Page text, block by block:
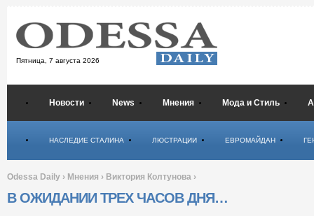
Пятница, 7 августа 2026
Новости News Мнения Мода и Стиль
НАСЛЕДИЕ СТАЛИНА ЛЮСТРАЦИИ ЕВРОМАЙДАН
Odessa Daily › Мнения › Виктория Колтунова ›
В ОЖИДАНИИ ТРЕХ ЧАСОВ ДНЯ…